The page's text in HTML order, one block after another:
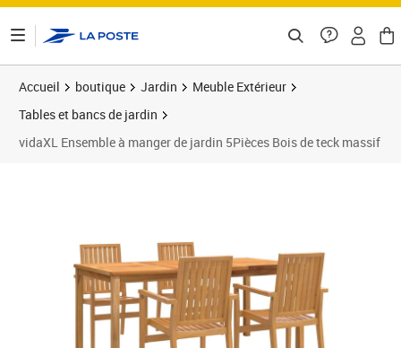
Accueil boutique Jardin
Meuble Extérieur
Tables et bancs de jardin
vidaXL Ensemble à manger de jardin 5Pièces Bois de teck massif